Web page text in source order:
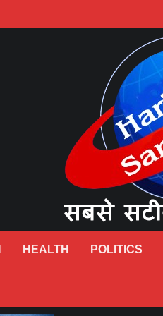
HEALTH POLITICS